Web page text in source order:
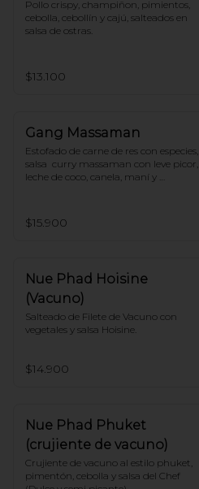
Pollo crispy, champiñon, pimientos,
cebolla, cebollín y cajú, salteados en
salsa de ostras.
$13.100
Gang Massaman
Estofado de carne de res con especies,
salsa  curry massaman con leve picor,
leche de coco, canela, maní y
$15.900
Nue Phad Hoisine
(Vacuno)
Salteado de Filete de Vacuno con
vegetales y salsa Hoisine.
$14.900
Nue Phad Phuket
(crujiente de vacuno)
Crujiente de vacuno al estilo phuket,
pimentón, cebolla y salsa del Chef